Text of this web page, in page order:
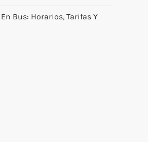
Bus: Horarios, Tarifas Y